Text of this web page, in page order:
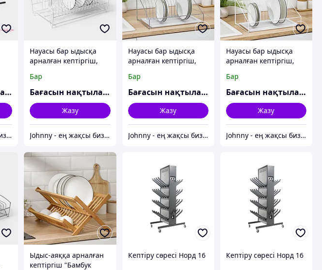
Бағасын нақтылаңыз
Johnny - ең жақсы бизнес-серіктес
Науасы бар ыдысқа
арналған кептіргіш,
Бар
Бағасын нақтылаңыз
Жазу
Johnny - ең жақсы бизнес-серіктес
Науасы бар ыдысқа
арналған кептіргіш,
Бар
Бағасын нақтылаңыз
Жазу
Johnny - ең жақсы бизнес-серіктес
Науасы бар ыдысқа
арналған кептіргіш,
Бар
Бағасын нақтылаңыз
Жазу
Johnny - ең жақсы бизнес-серіктес
Ыдыс-аяққа арналған
кептіргіш "Бамбук
Кептіру сөресі Норд 16 Кептіру сөресі Норд 16